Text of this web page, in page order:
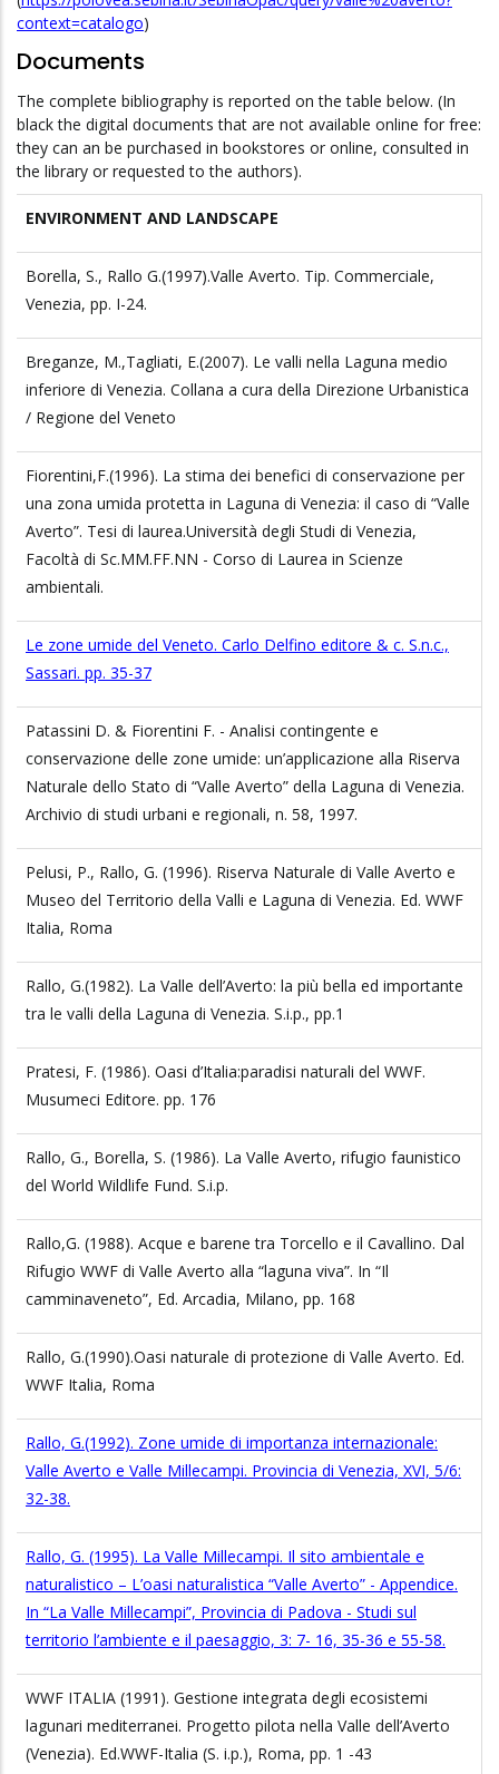
context=catalogo)
Documents
The complete bibliography is reported on the table below. (In
black the digital documents that are not available online for free:
they can an be purchased in bookstores or online, consulted in
the library or requested to the authors).
ENVIRONMENT AND LANDSCAPE
Borella, S., Rallo G.(1997).Valle Averto. Tip. Commerciale,
Venezia, pp. I-24.
Breganze, M.,Tagliati, E.(2007). Le valli nella Laguna medio
inferiore di Venezia. Collana a cura della Direzione Urbanistica
/ Regione del Veneto
Fiorentini,F.(1996). La stima dei benefici di conservazione per
una zona umida protetta in Laguna di Venezia: il caso di “Valle
Averto”. Tesi di laurea.Università degli Studi di Venezia,
Facoltà di Sc.MM.FF.NN - Corso di Laurea in Scienze
ambientali.
Le zone umide del Veneto. Carlo Delfino editore & c. S.n.c.,
Sassari. pp. 35-37
Patassini D. & Fiorentini F. - Analisi contingente e
conservazione delle zone umide: un’applicazione alla Riserva
Naturale dello Stato di “Valle Averto” della Laguna di Venezia.
Archivio di studi urbani e regionali, n. 58, 1997.
Pelusi, P., Rallo, G. (1996). Riserva Naturale di Valle Averto e
Museo del Territorio della Valli e Laguna di Venezia. Ed. WWF
Italia, Roma
Rallo, G.(1982). La Valle dell’Averto: la più bella ed importante
tra le valli della Laguna di Venezia. S.i.p., pp.1
Pratesi, F. (1986). Oasi d’Italia:paradisi naturali del WWF.
Musumeci Editore. pp. 176
Rallo, G., Borella, S. (1986). La Valle Averto, rifugio faunistico
del World Wildlife Fund. S.i.p.
Rallo,G. (1988). Acque e barene tra Torcello e il Cavallino. Dal
Rifugio WWF di Valle Averto alla “laguna viva”. In “Il
camminaveneto”, Ed. Arcadia, Milano, pp. 168
Rallo, G.(1990).Oasi naturale di protezione di Valle Averto. Ed.
WWF Italia, Roma
Rallo, G.(1992). Zone umide di importanza internazionale:
Valle Averto e Valle Millecampi. Provincia di Venezia, XVI, 5/6:
32-38.
Rallo, G. (1995). La Valle Millecampi. Il sito ambientale e
naturalistico – L’oasi naturalistica “Valle Averto” - Appendice.
In “La Valle Millecampi”, Provincia di Padova - Studi sul
territorio l’ambiente e il paesaggio, 3: 7- 16, 35-36 e 55-58.
WWF ITALIA (1991). Gestione integrata degli ecosistemi
lagunari mediterranei. Progetto pilota nella Valle dell’Averto
(Venezia). Ed.WWF-Italia (S. i.p.), Roma, pp. 1 -43